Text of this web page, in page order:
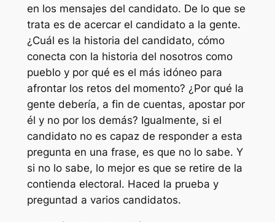
en los mensajes del candidato. De lo que se
trata es de acercar el candidato a la gente.
¿Cuál es la historia del candidato, cómo
conecta con la historia del nosotros como
pueblo y por qué es el más idóneo para
afrontar los retos del momento? ¿Por qué la
gente debería, a fin de cuentas, apostar por
él y no por los demás? Igualmente, si el
candidato no es capaz de responder a esta
pregunta en una frase, es que no lo sabe. Y
si no lo sabe, lo mejor es que se retire de la
contienda electoral. Haced la prueba y
preguntad a varios candidatos.